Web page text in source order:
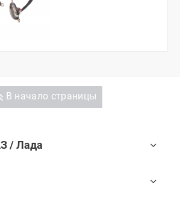
В начало страницы
/ Лада